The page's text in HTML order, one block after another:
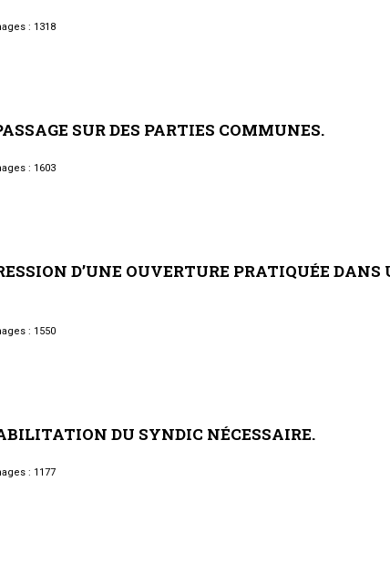
: 1318
SURDES PARTIES COMMUNES.
: 1603
D’UNE OUVERTURE PRATIQUÉE DANS
: 1550
DU SYNDIC NÉCESSAIRE.
: 1177